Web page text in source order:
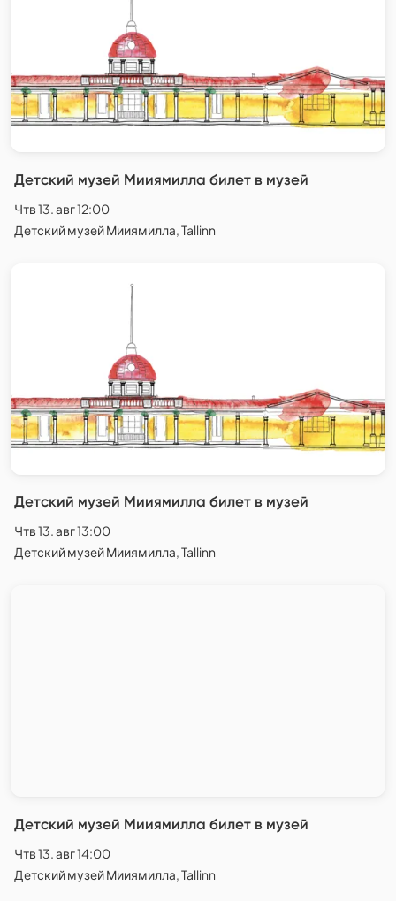
Детский музей Мииямилла билет в музей
Чтв 13. авг 12:00
Детский музей Мииямилла, Tallinn
Детский музей Мииямилла билет в музей
Чтв 13. авг 13:00
Детский музей Мииямилла, Tallinn
Детский музей Мииямилла билет в музей
Чтв 13. авг 14:00
Детский музей Мииямилла, Tallinn